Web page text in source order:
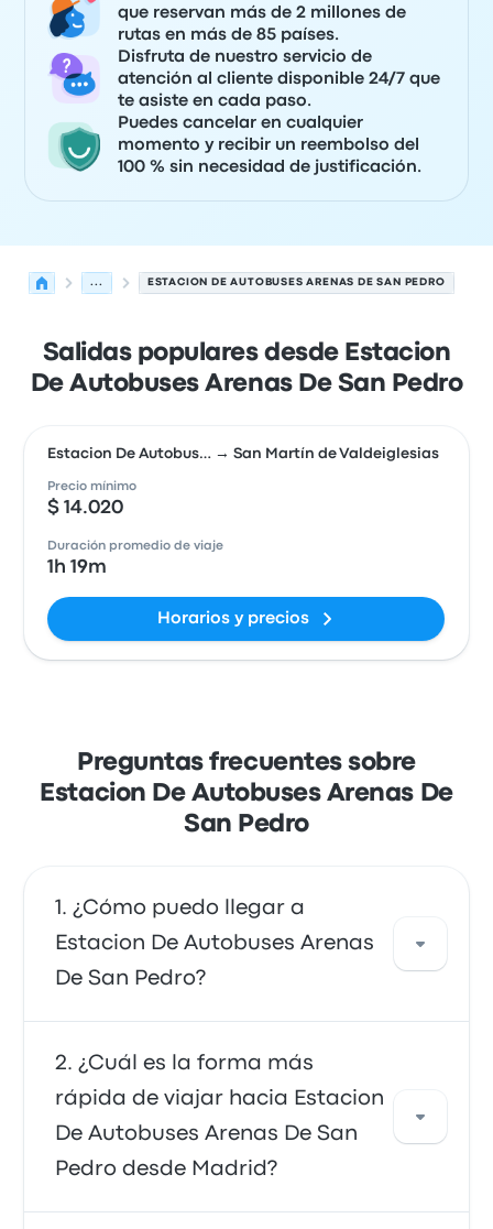
que reservan más de 2 millones de
rutas en más de 85 países.
Disfruta de nuestro servicio de
atención al cliente disponible 24/7 que
te asiste en cada paso.
Puedes cancelar en cualquier
momento y recibir un reembolso del
100 % sin necesidad de justificación.
... ESTACION DE AUTOBUSES ARENAS DE SAN PEDRO
Salidas populares desde Estacion
De Autobuses Arenas De San Pedro
Estacion De Autobus… → San Martín de Valdeiglesias
Precio mínimo
$ 14.020
Duración promedio de viaje
1h 19m
Horarios y precios
Preguntas frecuentes sobre
Estacion De Autobuses Arenas De
San Pedro
¿Cómo puedo llegar a
Estacion De Autobuses Arenas
De San Pedro?
Puedes tomar el autobús, que proporciona
acceso directo a tu destino. También puedes
tomar un taxi o usar un servicio de coche
compartido.
¿Cuál es la forma más
rápida de viajar hacia Estacion
De Autobuses Arenas De San
Pedro desde Madrid?